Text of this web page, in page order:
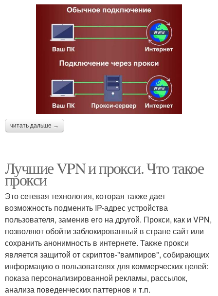
читать дальше →
Лучшие VPN и прокси. Что такое
прокси
Это сетевая технология, которая также дает
возможность подменить IP-адрес устройства
пользователя, заменив его на другой. Прокси, как и VPN,
позволяют обойти заблокированный в стране сайт или
сохранить анонимность в интернете. Также прокси
является защитой от скриптов-"вампиров", собирающих
информацию о пользователях для коммерческих целей:
показа персонализированной рекламы, рассылок,
анализа поведенческих паттернов и т.п.